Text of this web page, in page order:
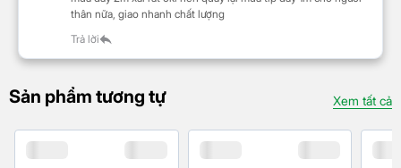
thân nữa, giao nhanh chất lượng
Trả lời
Sản phẩm tương tự Xem tất cả